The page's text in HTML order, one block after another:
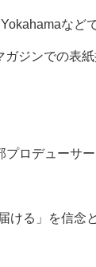
など
ジンでの表
プロデューサ
ける」を信